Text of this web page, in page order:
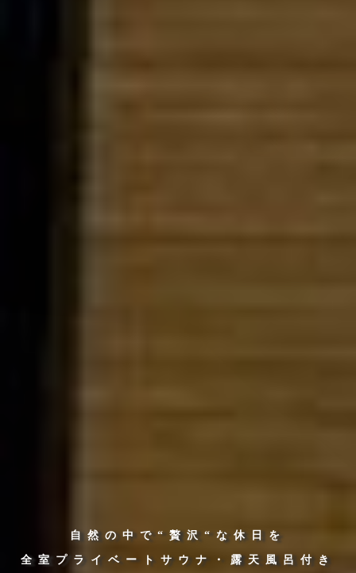
自然の中で“贅沢“な休日を
全室プライベートサウナ・露天風呂付き